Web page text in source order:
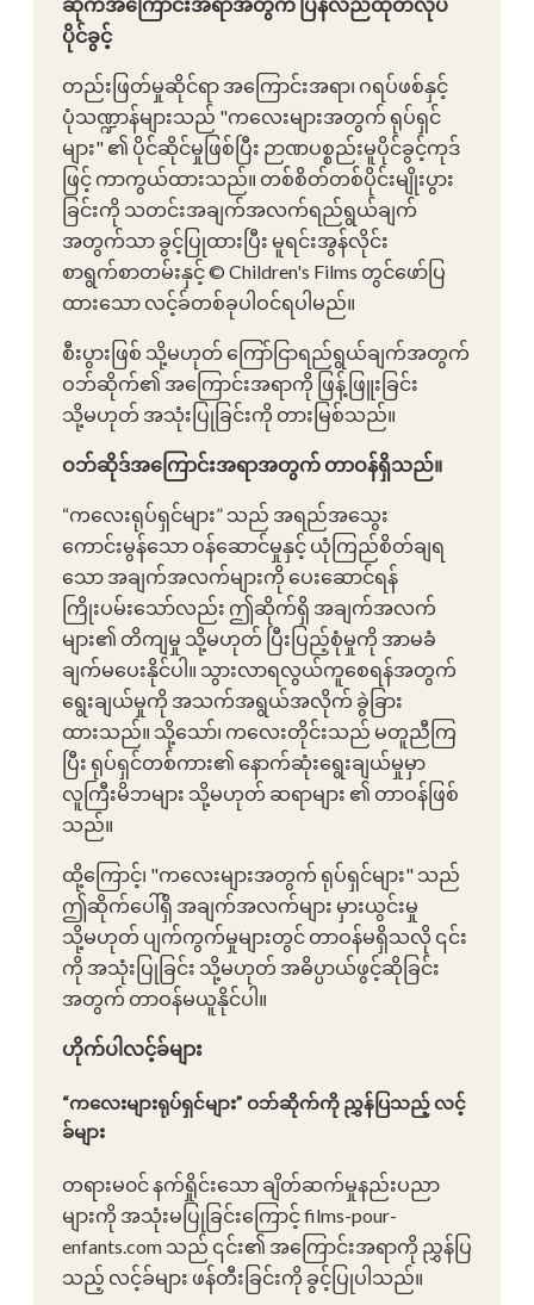
ဆိုက်အကြောင်းအရာအတွက် ပြန်လည်ထုတ်လုပ်
ပိုင်ခွင့်
တည်းဖြတ်မှုဆိုင်ရာ အကြောင်းအရာ၊ ဂရပ်ဖစ်နှင့်
ပုံသဏ္ဍာန်များသည် "ကလေးများအတွက် ရုပ်ရှင်
များ" ၏ ပိုင်ဆိုင်မှုဖြစ်ပြီး ဉာဏပစ္စည်းမူပိုင်ခွင့်ကုဒ်
ဖြင့် ကာကွယ်ထားသည်။ တစ်စိတ်တစ်ပိုင်းမျိုးပွား
ခြင်းကို သတင်းအချက်အလက်ရည်ရွယ်ချက်
အတွက်သာ ခွင့်ပြုထားပြီး မူရင်းအွန်လိုင်း
စာရွက်စာတမ်းနှင့် © Children's Films တွင်ဖော်ပြ
ထားသော လင့်ခ်တစ်ခုပါဝင်ရပါမည်။
စီးပွားဖြစ် သို့မဟုတ် ကြော်ငြာရည်ရွယ်ချက်အတွက်
ဝဘ်ဆိုက်၏ အကြောင်းအရာကို ဖြန့်ဖြူးခြင်း
သို့မဟုတ် အသုံးပြုခြင်းကို တားမြစ်သည်။
ဝဘ်ဆိုဒ်အကြောင်းအရာအတွက် တာဝန်ရှိသည်။
“ကလေးရုပ်ရှင်များ” သည် အရည်အသွေး
ကောင်းမွန်သော ဝန်ဆောင်မှုနှင့် ယုံကြည်စိတ်ချရ
သော အချက်အလက်များကို ပေးဆောင်ရန်
ကြိုးပမ်းသော်လည်း ဤဆိုက်ရှိ အချက်အလက်
များ၏ တိကျမှု သို့မဟုတ် ပြီးပြည့်စုံမှုကို အာမခံ
ချက်မပေးနိုင်ပါ။ သွားလာရလွယ်ကူစေရန်အတွက်
ရွေးချယ်မှုကို အသက်အရွယ်အလိုက် ခွဲခြား
ထားသည်။ သို့သော်၊ ကလေးတိုင်းသည် မတူညီကြ
ပြီး ရုပ်ရှင်တစ်ကား၏ နောက်ဆုံးရွေးချယ်မှုမှာ
လူကြီးမိဘများ သို့မဟုတ် ဆရာများ ၏ တာဝန်ဖြစ်
သည်။
ထို့ကြောင့်၊ "ကလေးများအတွက် ရုပ်ရှင်များ" သည်
ဤဆိုက်ပေါ်ရှိ အချက်အလက်များ မှားယွင်းမှု
သို့မဟုတ် ပျက်ကွက်မှုများတွင် တာဝန်မရှိသလို ၎င်း
ကို အသုံးပြုခြင်း သို့မဟုတ် အဓိပ္ပာယ်ဖွင့်ဆိုခြင်း
အတွက် တာဝန်မယူနိုင်ပါ။
ဟိုက်ပါလင့်ခ်များ
“ကလေးများရုပ်ရှင်များ” ဝဘ်ဆိုက်ကို ညွှန်ပြသည့် လင့်
ခ်များ
တရားမ၀င် နက်ရှိုင်းသော ချိတ်ဆက်မှုနည်းပညာ
များကို အသုံးမပြုခြင်းကြောင့် films-pour-
enfants.com သည် ၎င်း၏ အကြောင်းအရာကို ညွှန်ပြ
သည့် လင့်ခ်များ ဖန်တီးခြင်းကို ခွင့်ပြုပါသည်။